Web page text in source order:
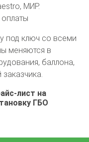
клиентов
МИР.
под ключ со всеми
меняются в
баллона,
лист на
ГБО